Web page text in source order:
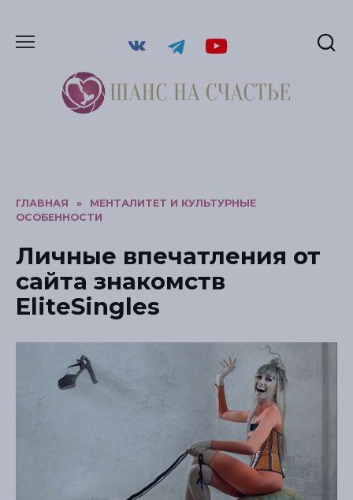
ГЛАВНАЯ »
МЕНТАЛИТЕТ И КУЛЬТУРНЫЕ
ОСОБЕННОСТИ
Личные впечатления от
сайта знакомств
EliteSingles